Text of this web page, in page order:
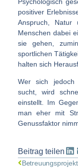
positiver
Anspruch, Natur
Menschen dabei
sie gehen,
sportlichen
halten sich
Wer sich jedoch
sucht, wird
einstellt. Im
man eher mit
Genussfaktor
Beitrag teilen